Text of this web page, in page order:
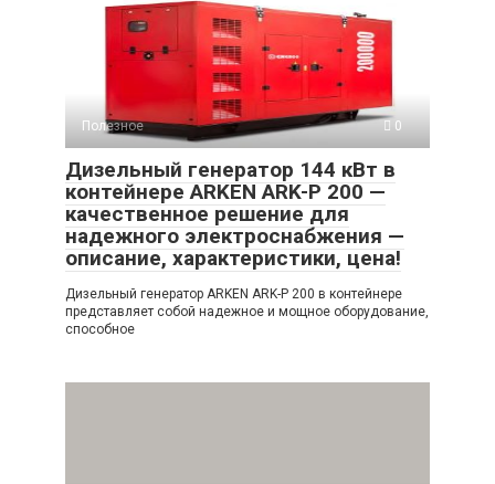
Полезное 0
Дизельный генератор 144 кВт в
контейнере ARKEN ARK-P 200 —
качественное решение для
надежного электроснабжения —
описание, характеристики, цена!
Дизельный генератор ARKEN ARK-P 200 в контейнере
представляет собой надежное и мощное оборудование,
способное